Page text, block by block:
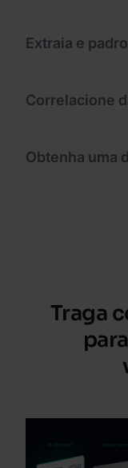
Extraia e
Correlacione
Obtenha uma
Traga